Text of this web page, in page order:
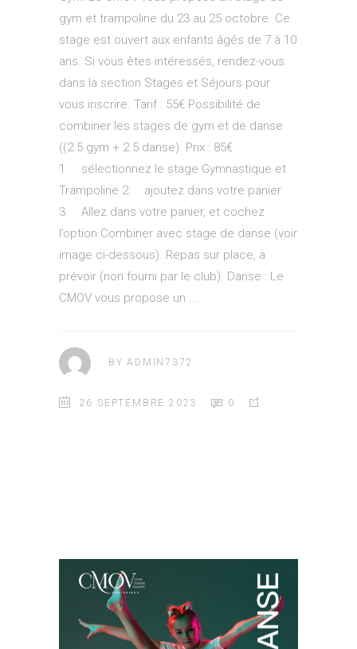
gym et trampoline du 23 au 25 octobre. Ce
stage est ouvert aux enfants âgés de 7 à 10
ans. Si vous êtes intéressés, rendez-vous
dans la section Stages et Séjours pour
vous inscrire. Tarif : 55€ Possibilité de
combiner les stages de gym et de danse
((2.5 gym + 2.5 danse). Prix : 85€
1. sélectionnez le stage Gymnastique et
Trampoline 2. ajoutez dans votre panier
3. Allez dans votre panier, et cochez
l’option Combiner avec stage de danse (voir
image ci-dessous). Repas sur place, à
prévoir (non fourni par le club). Danse : Le
CMOV vous propose un
BYADMIN7372
26 SEPTEMBRE 2023 0